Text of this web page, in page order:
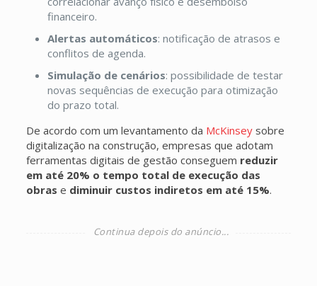
financeiro.
Alertas automáticos: notificação de atrasos e
conflitos de agenda.
Simulação de cenários: possibilidade de testar
novas sequências de execução para otimização
do prazo total.
De acordo com um levantamento da McKinseysobre
digitalização na construção, empresas que adotam
ferramentas digitais de gestão conseguem reduzir
em até 20% o tempo total de execução das
obras e diminuir custos indiretos em até 15%.